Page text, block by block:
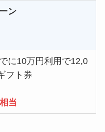
ン
に10万円利用で12,0
フト券
当